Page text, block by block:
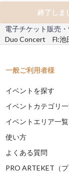
終了しま
電子チケット販売
Duo Concert Fl:池
一般ご利用者様
イベントを探す
イベントカテゴリ
イベントエリア一覧
使い方
よくある質問
PRO ARTEKET（プ